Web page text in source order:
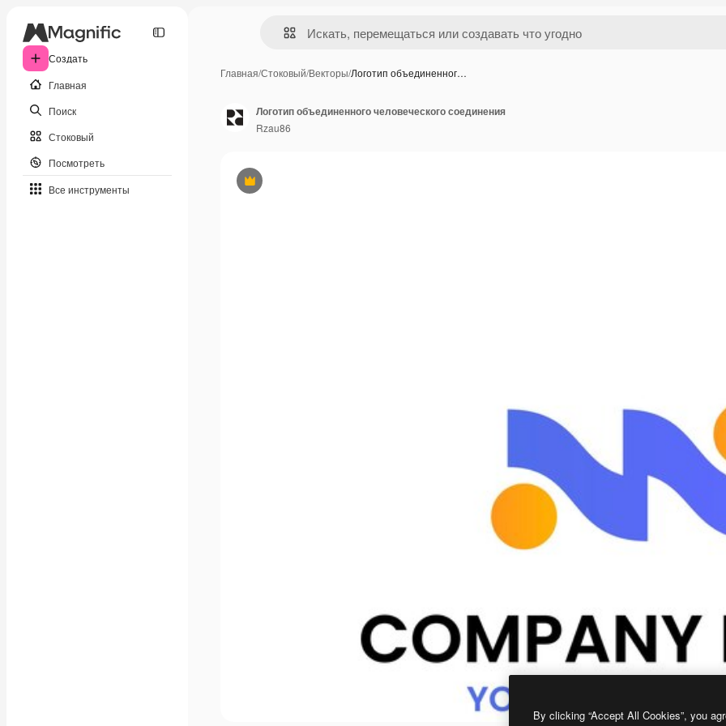
Создать
Главная
Поиск
Стоковый
Посмотреть
Все инструменты
Главная/Стоковый/Векторы/Логотип объединенног…
Премиум
Логотип объединенного человеческого соединения
Rzau86
By clicking “Accept All Cookies”, you